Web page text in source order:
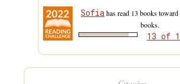
Sofiahas read 13 books
books.
13 of